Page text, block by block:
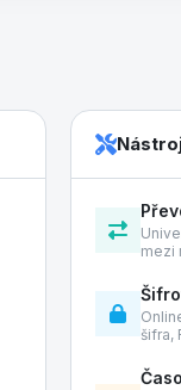
mezi
šifra,